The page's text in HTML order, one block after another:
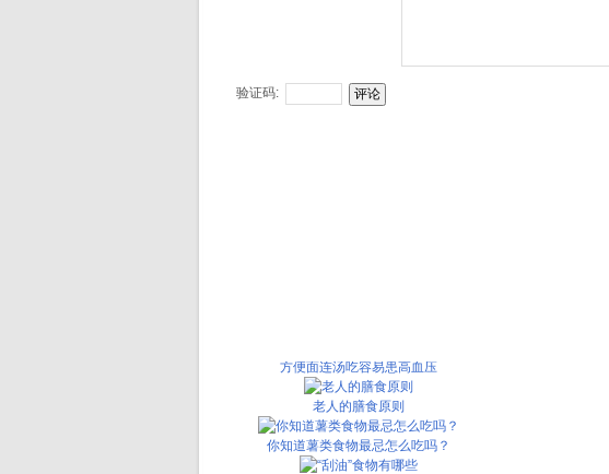
验证码:
方便面连汤吃容易患高血压
老人的膳食原则
你知道薯类食物最忌怎么吃吗？